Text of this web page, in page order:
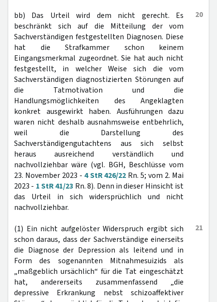
20
bb) Das Urteil wird dem nicht gerecht. Es
beschränkt sich auf die Mitteilung der vom
Sachverständigen festgestellten Diagnosen. Diese
hat die Strafkammer schon keinem
Eingangsmerkmal zugeordnet. Sie hat auch nicht
festgestellt, in welcher Weise sich die vom
Sachverständigen diagnostizierten Störungen auf
die Tatmotivation und die
Handlungsmöglichkeiten des Angeklagten
konkret ausgewirkt haben. Ausführungen dazu
waren nicht deshalb ausnahmsweise entbehrlich,
weil die Darstellung des
Sachverständigengutachtens aus sich selbst
heraus ausreichend verständlich und
nachvollziehbar wäre (vgl. BGH, Beschlüsse vom
23. November 2023 - 4 StR 426/22 Rn. 5; vom 2. Mai
2023 - 1 StR 41/23 Rn. 8). Denn in dieser Hinsicht ist
das Urteil in sich widersprüchlich und nicht
nachvollziehbar.
21
(1) Ein nicht aufgelöster Widerspruch ergibt sich
schon daraus, dass der Sachverständige einerseits
die Diagnose der Depression als leitend und in
Form des sogenannten Mitnahmesuizids als
„maßgeblich ursächlich“ für die Tat eingeschätzt
hat, andererseits zusammenfassend „die
depressive Erkrankung nebst schizoaffektiver